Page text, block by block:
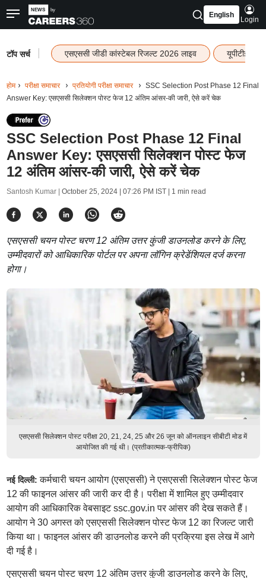
English
Login
टॉप सर्च एसएससी जीडी कांस्टेबल रिजल्ट 2026 लाइव यूपीटीईटी
होम परीक्षा समाचार प्रतियोगी परीक्षा समाचार
SSC Selection Post Phase 12 Final
Answer Key: एसएससी सिलेक्शन पोस्ट फेज 12 अंतिम आंसर-की जारी, ऐसे करें चेक
SSC Selection Post Phase 12 Final
Answer Key: एसएससी सिलेक्शन पोस्ट फेज
12 अंतिम आंसर-की जारी, ऐसे करें चेक
Santosh Kumar | October 25, 2024 | 07:26 PM IST| 1 min read
एसएससी चयन पोस्ट चरण 12 अंतिम उत्तर कुंजी डाउनलोड करने के लिए,
उम्मीदवारों को आधिकारिक पोर्टल पर अपना लॉगिन क्रेडेंशियल दर्ज करना
होगा।
एसएससी सिलेक्शन पोस्ट परीक्षा 20, 21, 24, 25 और 26 जून को ऑनलाइन सीबीटी मोड में
आयोजित की गई थी। (प्रतीकात्मक-फ्रीपिक)
नई दिल्ली: कर्मचारी चयन आयोग (एसएससी) ने एसएससी सिलेक्शन पोस्ट फेज
12 की फाइनल आंसर की जारी कर दी है। परीक्षा में शामिल हुए उम्मीदवार
आयोग की आधिकारिक वेबसाइट ssc.gov.in पर आंसर की देख सकते हैं।
आयोग ने 30 अगस्त को एसएससी सिलेक्शन पोस्ट फेज 12 का रिजल्ट जारी
किया था। फाइनल आंसर की डाउनलोड करने की प्रक्रिया इस लेख में आगे
दी गई है।
एसएससी चयन पोस्ट चरण 12 अंतिम उत्तर कुंजी डाउनलोड करने के लिए,